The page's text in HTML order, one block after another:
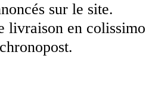
sur le site.
livraison en